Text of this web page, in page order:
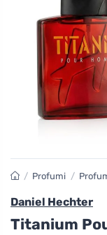
/ Profumi /
Daniel Hechter
Titanium